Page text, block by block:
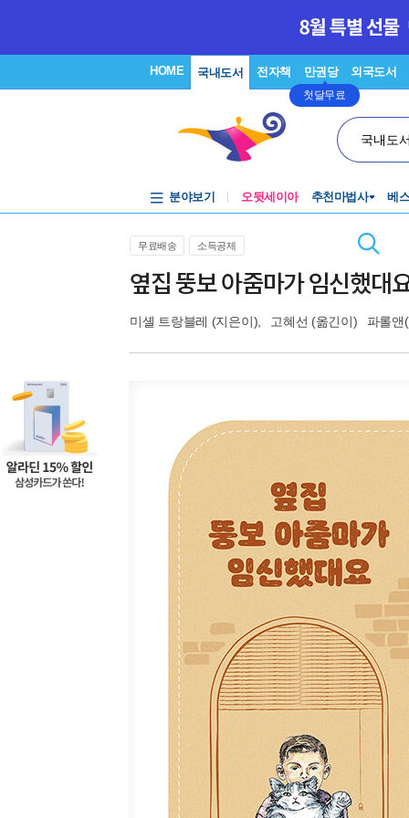
HOME 국내도서 전자책 만권당
첫달무료
외국도서
국내도
분야보기 오뒷세이아 추천마법사 베
무료배송 소득공제
옆집 뚱보 아줌마가 임신했대
미셸 트랑블레 (지은이), 고혜선 (옮긴이) 파롤앤